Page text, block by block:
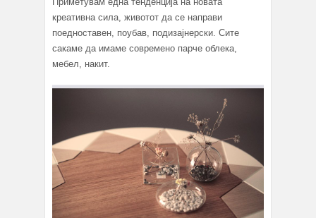
креативна сила, животот да се направи
поедноставен, поубав, подизајнерски. Сите
сакаме да имаме современо парче облека,
мебел, накит.